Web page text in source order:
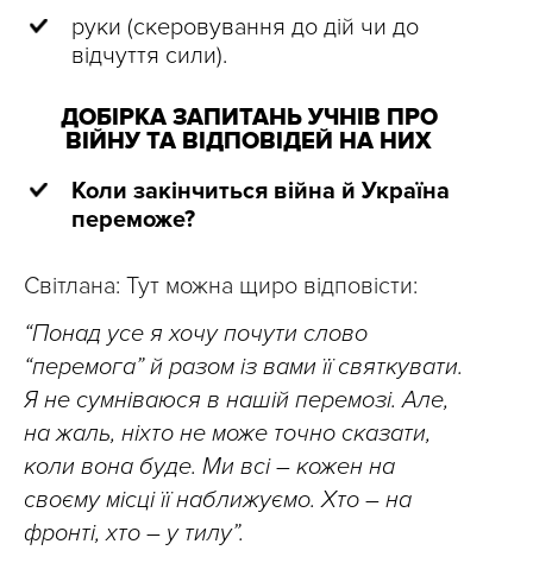
руки (скеровування до дій чи до
відчуття сили).
ДОБІРКА ЗАПИТАНЬ УЧНІВ ПРО
ВІЙНУ ТА ВІДПОВІДЕЙ НА НИХ
Коли закінчиться війна й Україна
переможе?
Світлана: Тут можна щиро відповісти:
“Понад усе я хочу почути слово
“перемога” й разом із вами її святкувати.
Я не сумніваюся в нашій перемозі. Але,
на жаль, ніхто не може точно сказати,
коли вона буде. Ми всі – кожен на
своєму місці її наближуємо. Хто – на
фронті, хто – у тилу”.